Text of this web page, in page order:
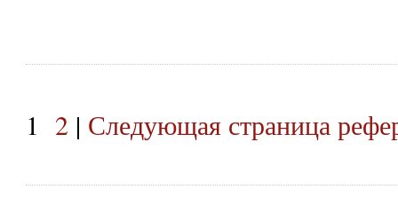
1 2 | Следующая страница